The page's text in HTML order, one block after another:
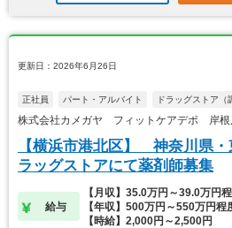
更新日：2026年6月26日
正社員 パート・アルバイト ドラッグストア（
株式会社カメガヤ フィットケアデポ 岸根
【横浜市港北区】 神奈川県
ラッグストアにて薬剤師募集
給与
【月収】35.0万円～39.0万円
【年収】500万円～550万円
【時給】2,000円～2,500円